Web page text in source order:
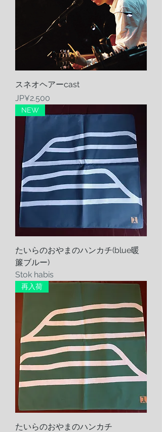
スネオヘアーcast
Harga
JP¥2.500
NEW
たいらのおやまのハンカチ(blue暖
簾ブルー)
Stok habis
再入荷
たいらのおやまのハンカチ